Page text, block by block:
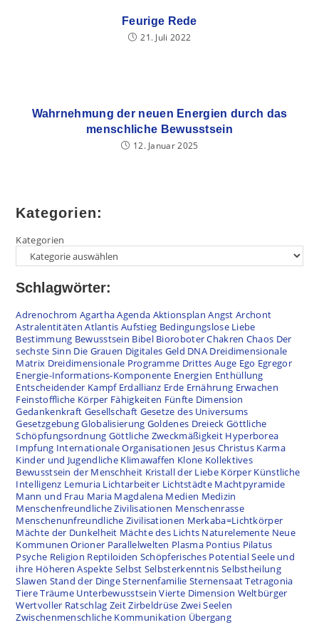
Feurige Rede
21. Juli 2022
Wahrnehmung der neuen Energien durch das
menschliche Bewusstsein
12. Januar 2025
Kategorien:
Kategorien
Schlagwörter:
Adrenochrom AgarthaAgenda Aktionsplan Angst Archont
Astralentitäten Atlantis Aufstieg Bedingungslose Liebe
Bestimmung Bewusstsein Bibel BioroboterChakren Chaos Der
sechste Sinn Die Grauen Digitales Geld DNA Dreidimensionale
Matrix Dreidimensionale Programme Drittes Auge Ego Egregor
Energie-Informations-Komponente Energien Enthüllung
Entscheidender Kampf Erdallianz Erde Ernährung Erwachen
Feinstoffliche Körper Fähigkeiten Fünfte Dimension
Gedankenkraft Gesellschaft Gesetze des Universums
GesetzgebungGlobalisierung Goldenes Dreieck Göttliche
Schöpfungsordnung Göttliche Zweckmäßigkeit Hyperborea
Impfung Internationale Organisationen Jesus Christus Karma
Kinder und Jugendliche Klimawaffen Klone Kollektives
Bewusstsein der Menschheit Kristall der Liebe Körper Künstliche
Intelligenz Lemuria Lichtarbeiter Lichtstädte Machtpyramide
Mann und Frau Maria Magdalena Medien Medizin
Menschenfreundliche Zivilisationen Menschenrasse
Menschenunfreundliche Zivilisationen Merkaba=Lichtkörper
Mächte der Dunkelheit Mächte des Lichts Naturelemente Neue
Kommunen Orioner Parallelwelten Plasma Pontius Pilatus
Psyche Religion Reptiloiden Schöpferisches PotentialSeele und
ihre Höheren Aspekte Selbst Selbsterkenntnis Selbstheilung
Slawen Stand der DingeSternenfamilie SternensaatTetragonia
TiereTräume Unterbewusstsein Vierte Dimension Weltbürger
Wertvoller Ratschlag ZeitZirbeldrüse Zwei Seelen
Zwischenmenschliche Kommunikation Übergang